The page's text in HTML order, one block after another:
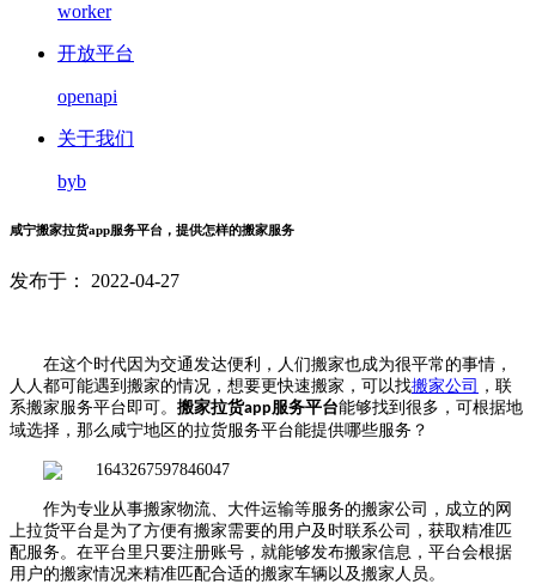
worker
开放平台
openapi
关于我们
byb
咸宁搬家拉货app服务平台，提供怎样的搬家服务
发布于： 2022-04-27
在这个时代因为交通发达便利，人们搬家也成为很平常的事情，
人人都可能遇到搬家的情况，想要更快速搬家，可以找搬家公司
，联
系搬家服务平台即可。 搬家拉货app服务平台能够找到很多，可根据地
域选择，那么咸宁地区的拉货服务平台能提供哪些服务？
作为专业从事搬家物流、大件运输等服务的搬家公司，成立的网
上拉货平台是为了方便有搬家需要的用户及时联系公司，获取精准匹
配服务。在平台里只要注册账号，就能够发布搬家信息，平台会根据
用户的搬家情况来精准匹配合适的搬家车辆以及搬家人员。